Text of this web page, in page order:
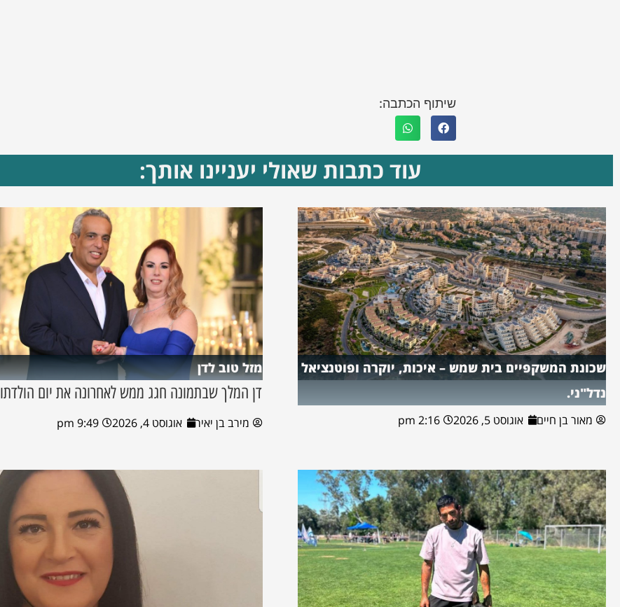
שיתוף הכתבה:
עוד כתבות שאולי יעניינו אותך:
שכונת המשקפיים בית שמש – איכות, יוקרה ופוטנציאל
נדל"ני.
מאור בן חיים אוגוסט 5, 2026 2:16 pm
מזל טוב לדן
דן המלך שבתמונה חגג ממש לאחרונה את יום הולדתו
מירב בן יאיר אוגוסט 4, 2026 9:49 pm